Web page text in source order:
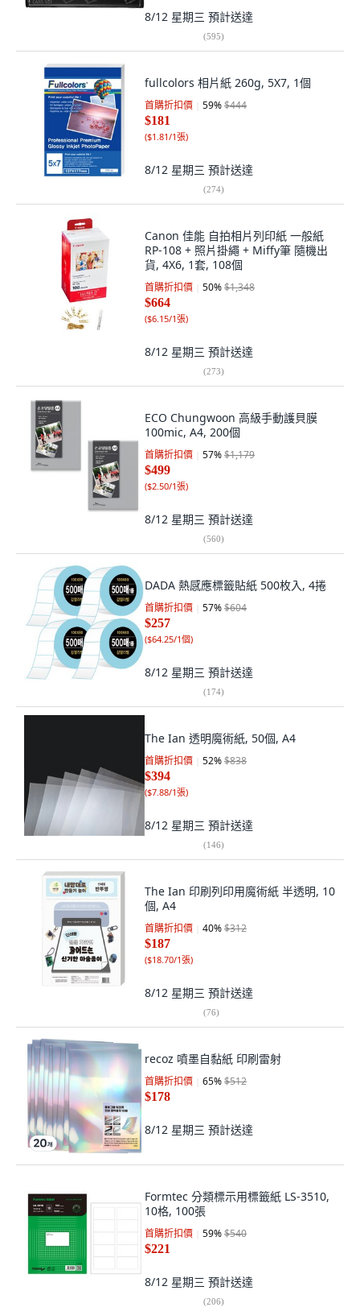
8/12 星期三 預計送達
(595)
fullcolors 相片紙 260g, 5X7, 1個
首購折扣價 59%$444
$181
($1.81/1張)
8/12 星期三 預計送達
(274)
Canon 佳能 自拍相片列印紙 一般紙
RP-108 + 照片掛繩 + Miffy筆 隨機出
貨, 4X6, 1套, 108個
首購折扣價 50%$1,348
$664
($6.15/1張)
8/12 星期三 預計送達
(273)
ECO Chungwoon 高級手動護貝膜
100mic, A4, 200個
首購折扣價 57%$1,179
$499
($2.50/1張)
8/12 星期三 預計送達
(560)
DADA 熱感應標籤貼紙 500枚入, 4捲
首購折扣價 57%$604
$257
($64.25/1個)
8/12 星期三 預計送達
(174)
The Ian 透明魔術紙, 50個, A4
首購折扣價 52%$838
$394
($7.88/1張)
8/12 星期三 預計送達
(146)
The Ian 印刷列印用魔術紙 半透明, 10
個, A4
首購折扣價 40%$312
$187
($18.70/1張)
8/12 星期三 預計送達
(76)
recoz 噴墨自黏紙 印刷雷射
首購折扣價 65%$512
$178
8/12 星期三 預計送達
Formtec 分類標示用標籤紙 LS-3510,
10格, 100張
首購折扣價 59%$540
$221
8/12 星期三 預計送達
(206)